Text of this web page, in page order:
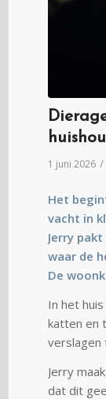
1 juni 2026 /
Het
vacht in
Jerry
waar de
De
In het
katten en
verslagen
Jerry
dat dit